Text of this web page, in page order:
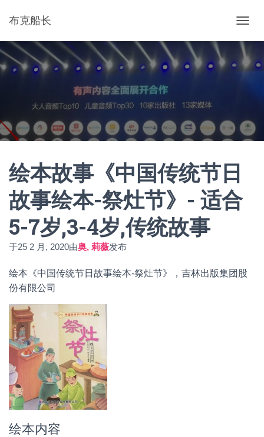
布克船长
换
导
航
绘本故事《中国传统节日
故事绘本-祭灶节》- 适合
5-7岁,3-4岁,传统故事
于25 2 月, 2020由奥, 莉薇发布
绘本《中国传统节日故事绘本-祭灶节》，吉林出版集团股
份有限公司
绘本内容